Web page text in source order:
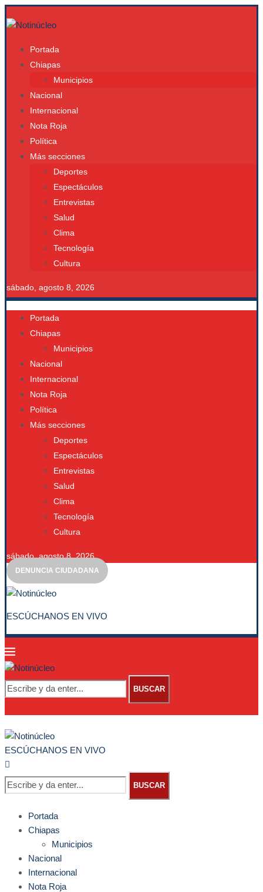
Portada
Chiapas
Municipios
Nacional
Internacional
Nota Roja
Política
Más secciones
Deportes
Espectáculos
Entrevistas
Salud
Clima
Tecnología
Cultura
sábado, agosto 8, 2026
Portada
Chiapas
Municipios
Nacional
Internacional
Nota Roja
Política
Más secciones
Deportes
Espectáculos
Entrevistas
Salud
Clima
Tecnología
Cultura
sábado, agosto 8, 2026
DENUNCIA CIUDADANA
ESCÚCHANOS EN VIVO
BUSCAR
ESCÚCHANOS EN VIVO
BUSCAR
Portada
Chiapas
Municipios
Nacional
Internacional
Nota Roja